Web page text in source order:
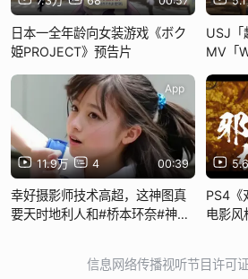
日本一全年龄向女装游戏《ボク
姫PROJECT》预告片
USJ「
MV「
11.9万 4 00:39
App
幸好摄影师技术高超，这神图真
要天时地利人和#桥本环奈#神图
PS4《
电影风
信息网络传播视听节目许可